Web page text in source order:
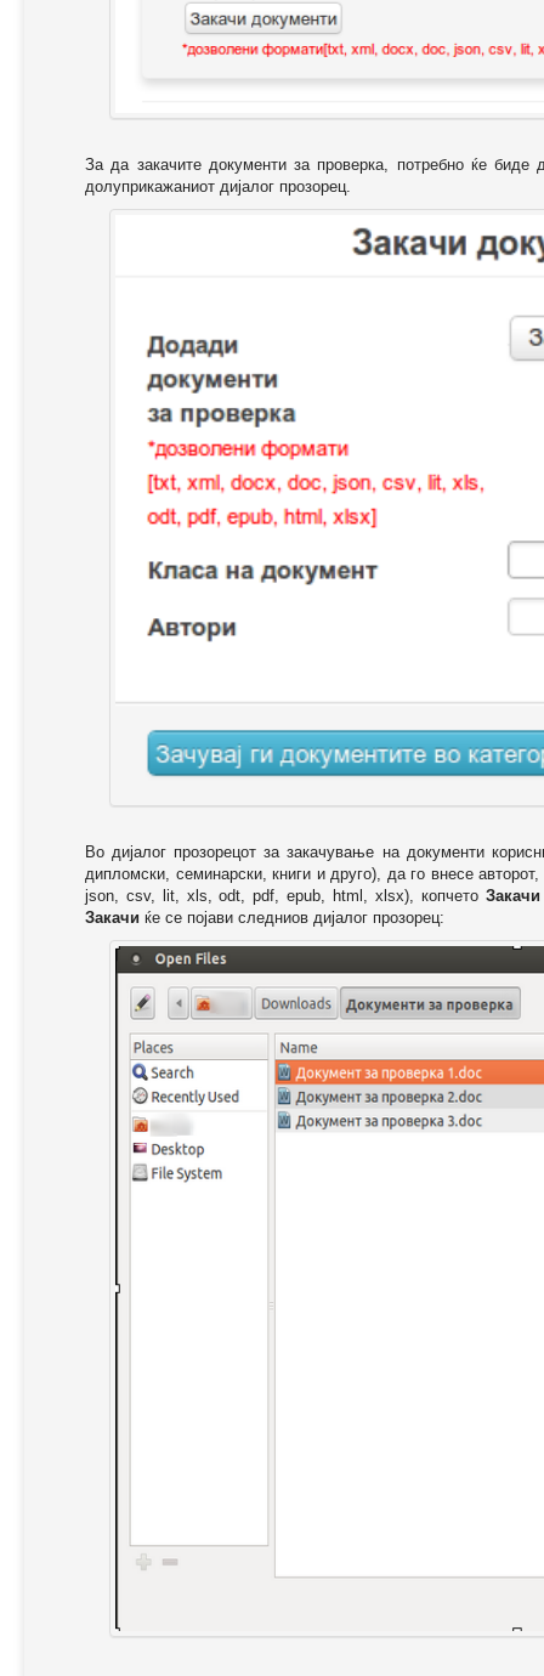
За да закачите документи за проверка, потребно ќе биде
долуприкажаниот дијалог прозорец.
Во дијалог прозорецот за закачување на документи
дипломски, семинарски, книги и друго), да го внесе
json, csv, lit, xls, odt, pdf, epub, html, xlsx), копчето Закачи
Закачи ќе се појави следниов дијалог прозорец: